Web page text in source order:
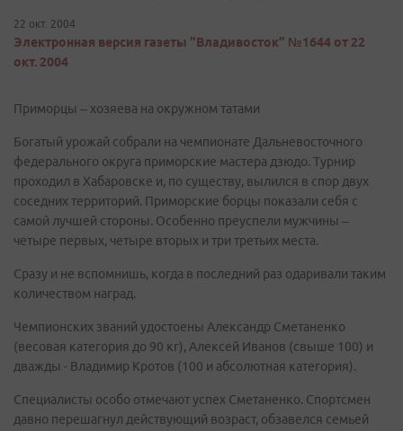
22 окт. 2004
Электронная версия газеты "Владивосток" №1644 от 22
окт. 2004
Приморцы – хозяева на окружном татами
Богатый урожай собрали на чемпионате Дальневосточного
федерального округа приморские мастера дзюдо. Турнир
проходил в Хабаровске и, по существу, вылился в спор двух
соседних территорий. Приморские борцы показали себя с
самой лучшей стороны. Особенно преуспели мужчины –
четыре первых, четыре вторых и три третьих места.
Сразу и не вспомнишь, когда в последний раз одаривали таким
количеством наград.
Чемпионских званий удостоены Александр Сметаненко
(весовая категория до 90 кг), Алексей Иванов (свыше 100) и
дважды - Владимир Кротов (100 и абсолютная категория).
Специалисты особо отмечают успех Сметаненко. Спортсмен
давно перешагнул действующий возраст, обзавелся семьей